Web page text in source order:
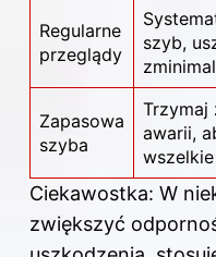
Regularne
przeglądy
szyb,
Zapasowa
szyba
Trzymaj
awarii,
Ciekawostka: W
zwiększyć